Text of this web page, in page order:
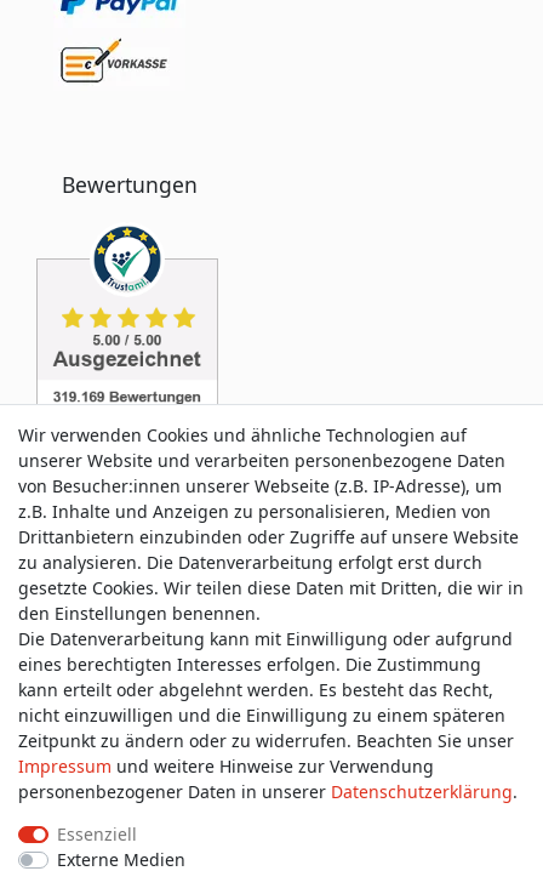
Bewertungen
Service & Kontakt
Wünschen Sie einen Rückruf?
service@allmyclothes.de
Schreiben Sie uns:
service@allmyclothes.de
Wir verwenden Cookies und ähnliche Technologien auf
unserer Website und verarbeiten personenbezogene Daten
von Besucher:innen unserer Webseite (z.B. IP-Adresse), um
z.B. Inhalte und Anzeigen zu personalisieren, Medien von
Drittanbietern einzubinden oder Zugriffe auf unsere Website
zu analysieren. Die Datenverarbeitung erfolgt erst durch
gesetzte Cookies. Wir teilen diese Daten mit Dritten, die wir in
den Einstellungen benennen.
Die Datenverarbeitung kann mit Einwilligung oder aufgrund
eines berechtigten Interesses erfolgen. Die Zustimmung
kann erteilt oder abgelehnt werden. Es besteht das Recht,
nicht einzuwilligen und die Einwilligung zu einem späteren
Zeitpunkt zu ändern oder zu widerrufen. Beachten Sie unser
Impressum und weitere Hinweise zur Verwendung
personenbezogener Daten in unserer Daten­schutz­erklärung.
Essenziell
Externe Medien